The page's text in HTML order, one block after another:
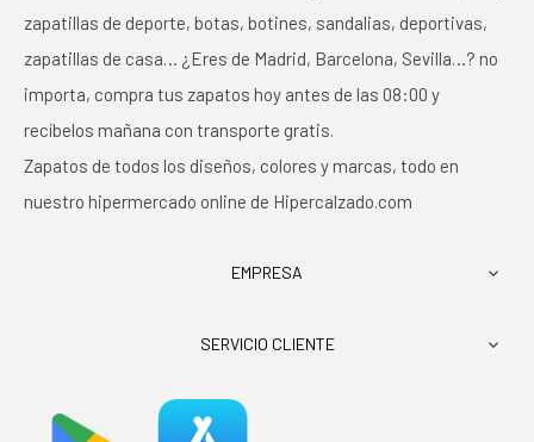
zapatillas de deporte, botas, botines, sandalias, deportivas,
zapatillas de casa… ¿Eres de Madrid, Barcelona, Sevilla…? no
importa, compra tus zapatos hoy antes de las 08:00 y
recíbelos mañana con transporte gratis.
Zapatos de todos los diseños, colores y marcas, todo en
nuestro hipermercado online de Hipercalzado.com
EMPRESA 
SERVICIO CLIENTE 